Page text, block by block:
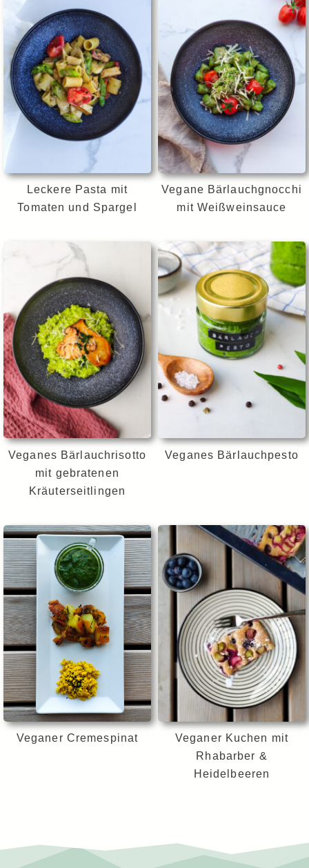
Leckere Pasta mit
Tomaten und Spargel
Vegane Bärlauchgnocchi
mit Weißweinsauce
Veganes Bärlauchrisotto
mit gebratenen
Kräuterseitlingen
Veganes Bärlauchpesto
Veganer Cremespinat
Veganer Kuchen mit
Rhabarber &
Heidelbeeren